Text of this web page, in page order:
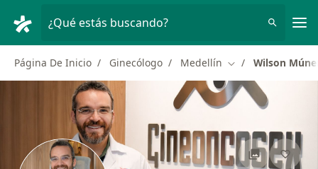
¿Qué estás buscando?
Página De Inicio Ginecólogo Medellín Cambiar de ciudad
Wilson